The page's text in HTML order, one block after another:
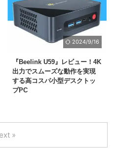
2024/9/16
『Beelink U59』レビュー！4K
出力でスムーズな動作を実現
する高コスパ小型デスクトッ
プPC
»